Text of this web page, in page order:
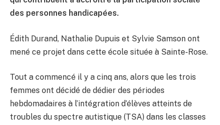
des personnes handicapées.
Édith Durand, Nathalie Dupuis et Sylvie Samson ont
mené ce projet dans cette école située à Sainte-Rose.
Tout a commencé il y a cinq ans, alors que les trois
femmes ont décidé de dédier des périodes
hebdomadaires à l’intégration d’élèves atteints de
troubles du spectre autistique (TSA) dans les classes